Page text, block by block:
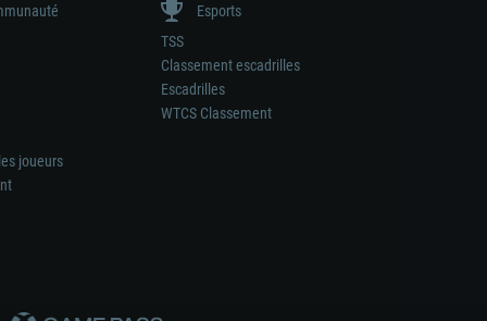
joueurs
Esports
TSS
Classement escadrilles
Escadrilles
WTCS Classement